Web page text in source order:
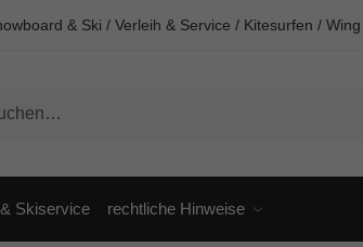
& Ski / Verleih & Service / Kitesurfen /
Skiservice rechtliche Hinweise